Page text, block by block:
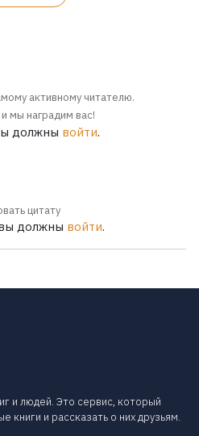
активному читателю.
мы наградим вас!
должны войти.
цитату
должны войти.
и людей. Это сервис, который
книги и рассказать о них друзьям.